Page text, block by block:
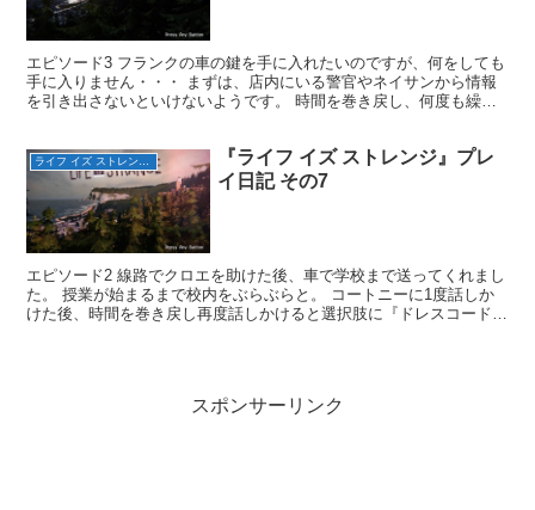
エピソード3 フランクの車の鍵を手に入れたいのですが、何をしても
手に入りません・・・ まずは、店内にいる警官やネイサンから情報
を引き出さないといけないようです。 時間を巻き戻し、何度も繰り
ライフ イズ ストレンジ（完）
『ライフ イズ ストレンジ』プレ
イ日記 その7
エピソード2 線路でクロエを助けた後、車で学校まで送ってくれまし
た。 授業が始まるまで校内をぶらぶらと。 コートニーに1度話しか
けた後、時間を巻き戻し再度話しかけると選択肢に『ドレスコードに
スポンサーリンク